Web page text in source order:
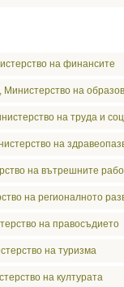
на финансите
на
на труда и
на
на вътрешните
на регионалното
на правосъдието
на туризма
на културата